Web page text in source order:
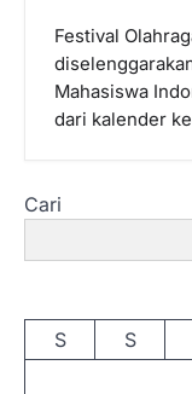
Festival
Mahasiswa
dari kalender
Cari
S
S